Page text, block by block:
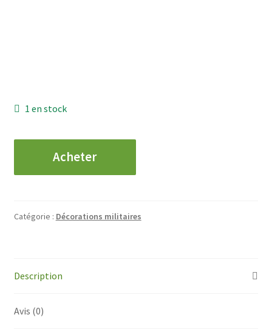
1 en stock
FRANCE
de
Acheter
Catégorie : Décorations militaires
Description
Avis (0)